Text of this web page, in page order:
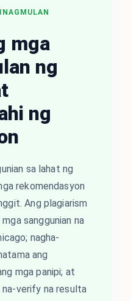
mga
ng
ng
sa lahat ng
rekomendasyon
Ang plagiarism
sanggunian na
nagha-
ang
mga panipi; at
na-verify na resulta